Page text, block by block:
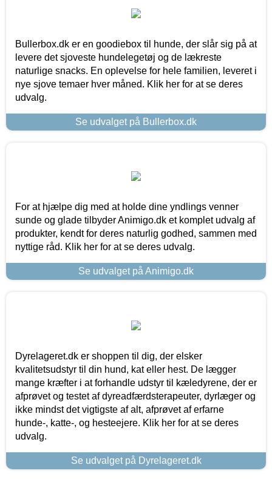
Bullerbox.dk er en goodiebox til hunde, der slår sig på at
levere det sjoveste hundelegetøj og de lækreste
naturlige snacks. En oplevelse for hele familien, leveret i
nye sjove temaer hver måned. Klik her for at se deres
udvalg.
Se udvalget på Bullerbox.dk
For at hjælpe dig med at holde dine yndlings venner
sunde og glade tilbyder Animigo.dk et komplet udvalg af
produkter, kendt for deres naturlig godhed, sammen med
nyttige råd. Klik her for at se deres udvalg.
Se udvalget på Animigo.dk
Dyrelageret.dk er shoppen til dig, der elsker
kvalitetsudstyr til din hund, kat eller hest. De lægger
mange kræfter i at forhandle udstyr til kæledyrene, der er
afprøvet og testet af dyreadfærdsterapeuter, dyrlæger og
ikke mindst det vigtigste af alt, afprøvet af erfarne
hunde-, katte-, og hesteejere. Klik her for at se deres
udvalg.
Se udvalget på Dyrelageret.dk